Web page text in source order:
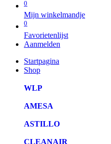
0
Mijn winkelmandje
0
Favorietenlijst
Aanmelden
Startpagina
Shop
WLP
AMESA
ASTILLO
CLEANAIR